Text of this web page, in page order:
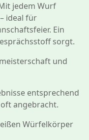
jedem Wurf
ideal für
Ein
sorgt.
und
entsprechend
angebracht.
Würfelkörper